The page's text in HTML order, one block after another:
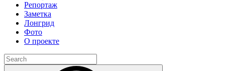
Репортаж
Заметка
Лонгрид
Фото
О проекте